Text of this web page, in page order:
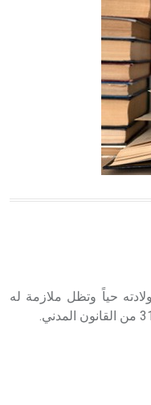
في البحر ويتركب
أو شديد الحمرة وهو
الش
تم اعتمادها مصطلحاً
حياً وتظل ملازمة له